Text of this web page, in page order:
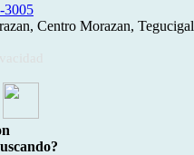
3005
Centro Morazan,